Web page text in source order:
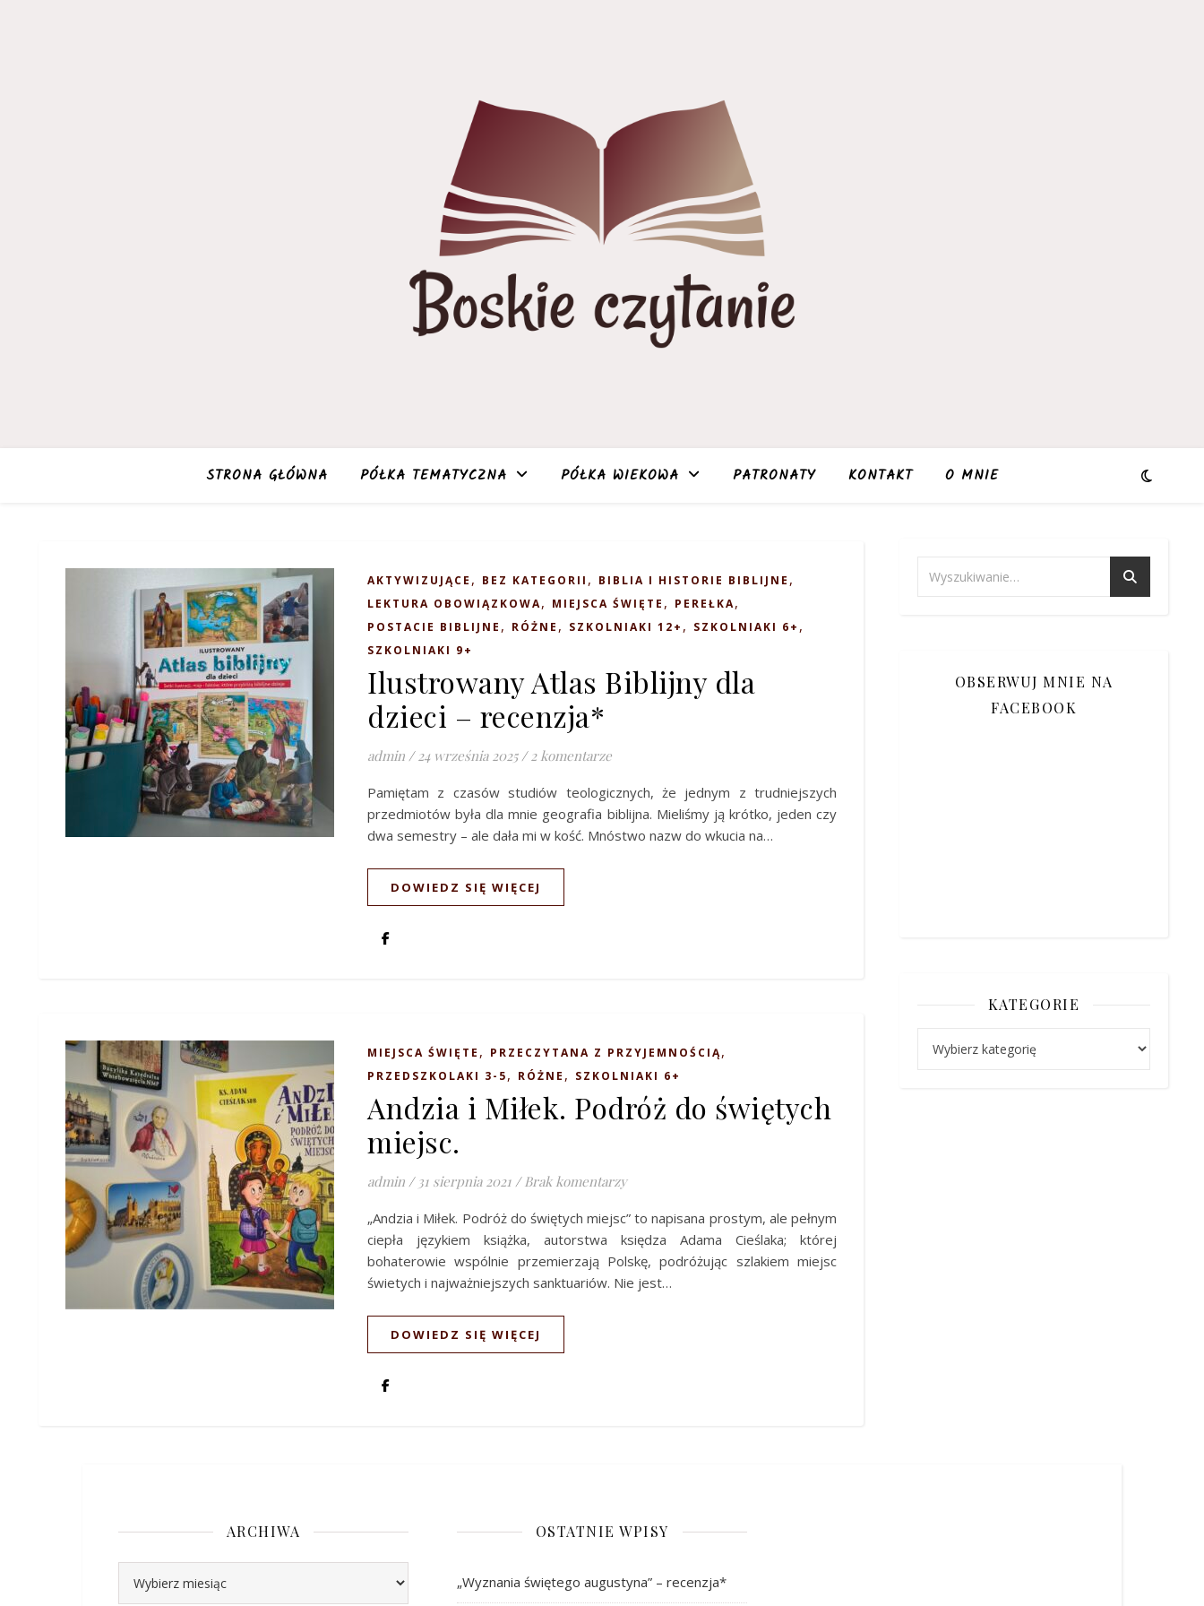
STRONA GŁÓWNA PÓŁKA TEMATYCZNA PÓŁKA WIEKOWA PATRONATY KONTAKT O MNIE
AKTYWIZUJĄCE , BEZ KATEGORII , BIBLIA I HISTORIE BIBLIJNE ,
LEKTURA OBOWIĄZKOWA, MIEJSCA ŚWIĘTE , PEREŁKA,
POSTACIE BIBLIJNE , RÓŻNE , SZKOLNIAKI 12+ , SZKOLNIAKI 6+ ,
SZKOLNIAKI 9+
Ilustrowany Atlas Biblijny dla
dzieci – recenzja*
admin / 24 września 2025 / 2 komentarze
Pamiętam z czasów studiów teologicznych, że jednym z trudniejszych
przedmiotów była dla mnie geografia biblijna. Mieliśmy ją krótko, jeden czy
dwa semestry – ale dała mi w kość. Mnóstwo nazw do wkucia na…
DOWIEDZ SIĘ WIĘCEJ
MIEJSCA ŚWIĘTE , PRZECZYTANA Z PRZYJEMNOŚCIĄ,
PRZEDSZKOLAKI 3-5, RÓŻNE , SZKOLNIAKI 6+
Andzia i Miłek. Podróż do świętych
miejsc.
admin / 31 sierpnia 2021 / Brak komentarzy
„Andzia i Miłek. Podróż do świętych miejsc” to napisana prostym, ale pełnym
ciepła językiem książka, autorstwa księdza Adama Cieślaka; której
bohaterowie wspólnie przemierzają Polskę, podróżując szlakiem miejsc
świetych i najważniejszych sanktuariów. Nie jest…
DOWIEDZ SIĘ WIĘCEJ
OBSERWUJ MNIE NA
FACEBOOK
KATEGORIE
ARCHIWA OSTATNIE WPISY
„Wyznania świętego augustyna” – recenzja*